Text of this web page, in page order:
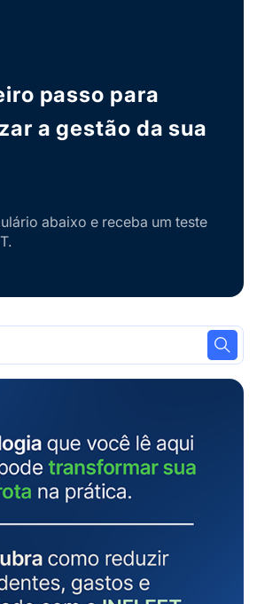
passo para
a gestão da sua
abaixo e receba um teste